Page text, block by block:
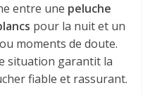
entre une peluche
pour la nuit et un
moments de doute.
situation garantit la
fiable et rassurant.